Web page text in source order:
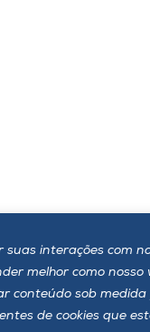
interações com
melhor como nosso
conteúdo sob
de cookies que